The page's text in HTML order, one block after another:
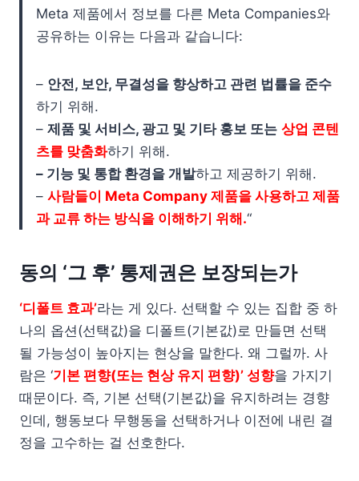
Meta 제품에서 정보를 다른 Meta Companies와
공유하는 이유는 다음과 같습니다:
– 안전, 보안, 무결성을 향상하고 관련 법률을 준수
하기 위해.
– 제품 및 서비스, 광고 및 기타 홍보 또는 상업 콘텐
츠를 맞춤화하기 위해.
– 기능 및 통합 환경을 개발하고 제공하기 위해.
– 사람들이 Meta Company 제품을 사용하고 제품
과 교류 하는 방식을 이해하기 위해.“
동의 ‘그 후’ 통제권은 보장되는가
‘디폴트 효과’라는 게 있다. 선택할 수 있는 집합 중 하
나의 옵션(선택값)을 디폴트(기본값)로 만들면 선택
될 가능성이 높아지는 현상을 말한다. 왜 그럴까. 사
람은 ‘기본 편향(또는 현상 유지 편향)’ 성향을 가지기
때문이다. 즉, 기본 선택(기본값)을 유지하려는 경향
인데, 행동보다 무행동을 선택하거나 이전에 내린 결
정을 고수하는 걸 선호한다.